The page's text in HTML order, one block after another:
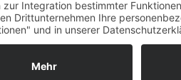
Futtermittel, Saatgut,
Preis in diesem Online-Shop.